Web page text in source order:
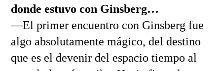
donde estuvo con Ginsberg…
—El primer encuentro con Ginsberg fue
algo absolutamente mágico, del destino
que es el devenir del espacio tiempo al